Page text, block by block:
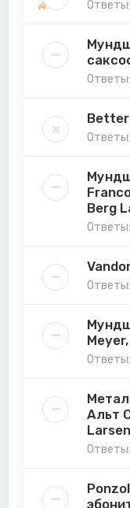
Ответы:
Ответы:
Ответы:
Berg
Ответы:
Ответы:
Ответы:
Альт
Ответы: